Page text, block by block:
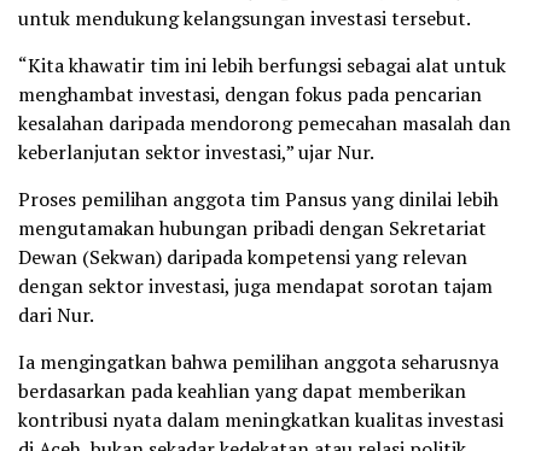
untuk mendukung kelangsungan investasi tersebut.
“Kita khawatir tim ini lebih berfungsi sebagai alat untuk
menghambat investasi, dengan fokus pada pencarian
kesalahan daripada mendorong pemecahan masalah dan
keberlanjutan sektor investasi,” ujar Nur.
Proses pemilihan anggota tim Pansus yang dinilai lebih
mengutamakan hubungan pribadi dengan Sekretariat
Dewan (Sekwan) daripada kompetensi yang relevan
dengan sektor investasi, juga mendapat sorotan tajam
dari Nur.
Ia mengingatkan bahwa pemilihan anggota seharusnya
berdasarkan pada keahlian yang dapat memberikan
kontribusi nyata dalam meningkatkan kualitas investasi